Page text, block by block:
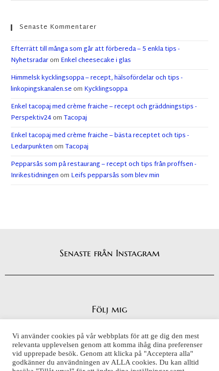
Senaste Kommentarer
Efterrätt till många som går att förbereda – 5 enkla tips -
Nyhetsradarom Enkel cheesecake i glas
Himmelsk kycklingsoppa – recept, hälsofördelar och tips -
linkopingskanalen.seom Kycklingsoppa
Enkel tacopaj med crème fraiche – recept och gräddningstips -
Perspektiv24omTacopaj
Enkel tacopaj med crème fraiche – bästa receptet och tips -
LedarpunktenomTacopaj
Pepparsås som på restaurang – recept och tips från proffsen -
Inrikestidningenom Leifs pepparsås som blev min
Senaste från Instagram
Följ mig
Integritetspolicy
Cookiepolicy
Vi använder cookies på vår webbplats för att ge dig den mest
relevanta upplevelsen genom att komma ihåg dina preferenser
vid upprepade besök. Genom att klicka på "Acceptera alla"
godkänner du användningen av ALLA cookies. Du kan alltid